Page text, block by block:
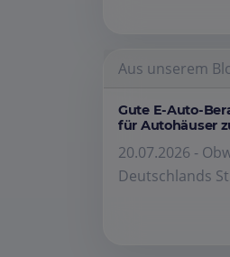
Aus unserem
Gute E-Auto-
für Autohäuser
20.07.2026 -
Deutschlands